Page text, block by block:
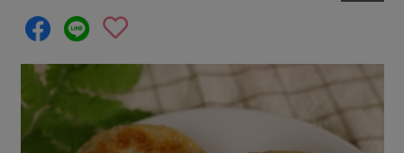
芽苗類
辛香料類
奶蛋豆・五穀
食材
麵食
肉食
特別企畫
預購活動
把最好的台灣味帶回家！
防災用品預購圓滿結束
綠主張
觀點文章
主婦食堂 一籃菜真心話
關於合作社